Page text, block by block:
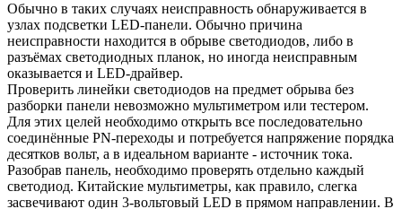
Обычно в таких случаях неисправность обнаруживается в
узлах подсветки LED-панели. Обычно причина
неисправности находится в обрыве светодиодов, либо в
разъёмах светодиодных планок, но иногда неисправным
оказывается и LED-драйвер.
Проверить линейки светодиодов на предмет обрыва без
разборки панели невозможно мультиметром или тестером.
Для этих целей необходимо открыть все последовательно
соединённые PN-переходы и потребуется напряжение порядка
десятков вольт, а в идеальном варианте - источник тока.
Разобрав панель, необходимо проверять отдельно каждый
светодиод. Китайские мультиметры, как правило, слегка
засвечивают один 3-вольтовый LED в прямом направлении. В